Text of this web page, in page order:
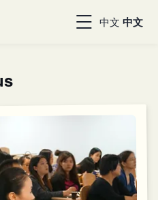
中文 中文